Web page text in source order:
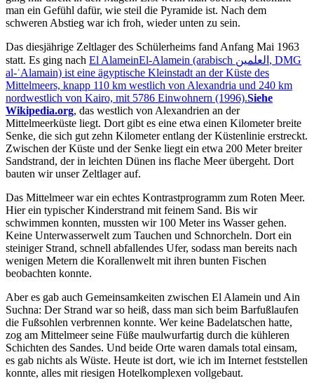
man ein Gefühl dafür, wie steil die Pyramide ist. Nach dem
schweren Abstieg war ich froh, wieder unten zu sein.
Das diesjährige Zeltlager des Schülerheims fand Anfang Mai 1963
statt. Es ging nach El AlameinEl-Alamein (arabisch العلمين, DMG
al-ʿAlamain) ist eine ägyptische Kleinstadt an der Küste des
Mittelmeers, knapp 110 km westlich von Alexandria und 240 km
nordwestlich von Kairo, mit 5786 Einwohnern (1996).Siehe
Wikipedia.org, das westlich von Alexandrien an der
Mittelmeerküste liegt. Dort gibt es eine etwa einen Kilometer breite
Senke, die sich gut zehn Kilometer entlang der Küstenlinie erstreckt.
Zwischen der Küste und der Senke liegt ein etwa 200 Meter breiter
Sandstrand, der in leichten Dünen ins flache Meer übergeht. Dort
bauten wir unser Zeltlager auf.
Das Mittelmeer war ein echtes Kontrastprogramm zum Roten Meer.
Hier ein typischer Kinderstrand mit feinem Sand. Bis wir
schwimmen konnten, mussten wir 100 Meter ins Wasser gehen.
Keine Unterwasserwelt zum Tauchen und Schnorcheln. Dort ein
steiniger Strand, schnell abfallendes Ufer, sodass man bereits nach
wenigen Metern die Korallenwelt mit ihren bunten Fischen
beobachten konnte.
Aber es gab auch Gemeinsamkeiten zwischen El Alamein und Ain
Suchna: Der Strand war so heiß, dass man sich beim Barfußlaufen
die Fußsohlen verbrennen konnte. Wer keine Badelatschen hatte,
zog am Mittelmeer seine Füße maulwurfartig durch die kühleren
Schichten des Sandes. Und beide Orte waren damals total einsam,
es gab nichts als Wüste. Heute ist dort, wie ich im Internet feststellen
konnte, alles mit riesigen Hotelkomplexen vollgebaut.